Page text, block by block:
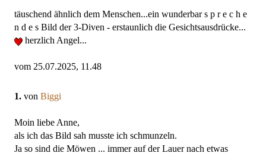
täuschend ähnlich dem Menschen...ein wunderbar s p r e c h e
n d e s Bild der 3-Diven - erstaunlich die Gesichtsausdrücke...
herzlich Angel...
vom 25.07.2025, 11.48
1. von Biggi
Moin liebe Anne,
als ich das Bild sah musste ich schmunzeln.
Ja so sind die Möwen ... immer auf der Lauer nach etwas